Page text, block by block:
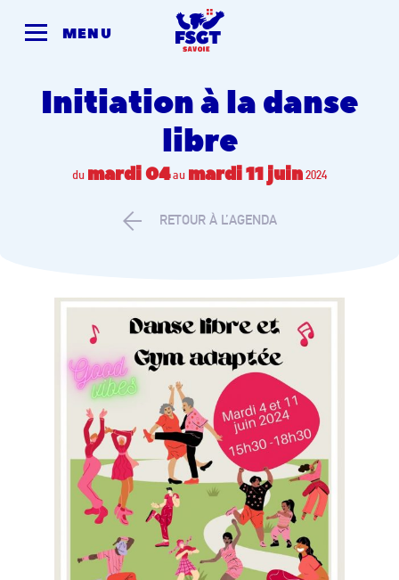
MENU
Initiation à la danse
libre
du mardi 04au mardi 11 juin 2024
RETOUR À L’AGENDA